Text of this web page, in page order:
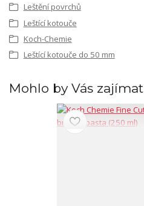
Leštění povrchů
Leštící kotouče
Koch-Chemie
Leštící kotouče do 50 mm
Mohlo by Vás zajímat